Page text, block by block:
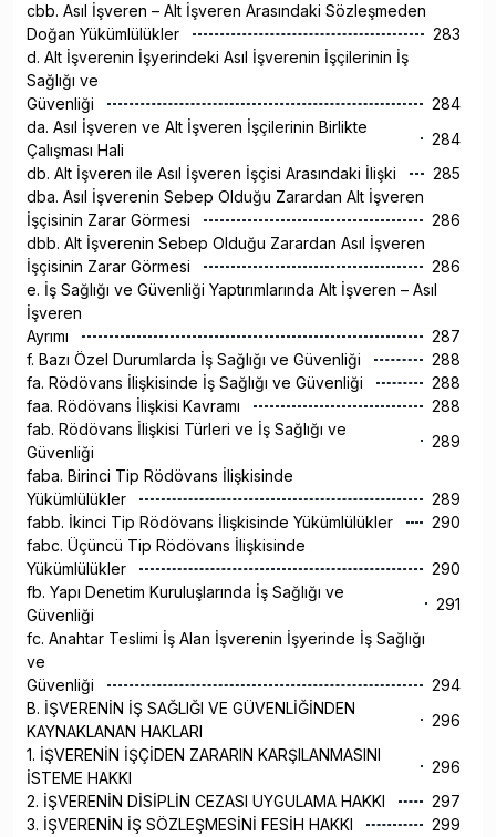
cbb. Asıl İşveren – Alt İşveren Arasındaki Sözleşmeden
Doğan Yükümlülükler
283
d. Alt İşverenin İşyerindeki Asıl İşverenin İşçilerinin İş
Sağlığı ve
Güvenliği
284
da. Asıl İşveren ve Alt İşveren İşçilerinin Birlikte
Çalışması Hali
284
db. Alt İşveren ile Asıl İşveren İşçisi Arasındaki İlişki
285
dba. Asıl İşverenin Sebep Olduğu Zarardan Alt İşveren
İşçisinin Zarar Görmesi
286
dbb. Alt İşverenin Sebep Olduğu Zarardan Asıl İşveren
İşçisinin Zarar Görmesi
286
e. İş Sağlığı ve Güvenliği Yaptırımlarında Alt İşveren – Asıl
İşveren
Ayrımı
287
f. Bazı Özel Durumlarda İş Sağlığı ve Güvenliği
288
fa. Rödövans İlişkisinde İş Sağlığı ve Güvenliği
288
faa. Rödövans İlişkisi Kavramı
288
fab. Rödövans İlişkisi Türleri ve İş Sağlığı ve
Güvenliği
289
faba. Birinci Tip Rödövans İlişkisinde
Yükümlülükler
289
fabb. İkinci Tip Rödövans İlişkisinde Yükümlülükler
290
fabc. Üçüncü Tip Rödövans İlişkisinde
Yükümlülükler
290
fb. Yapı Denetim Kuruluşlarında İş Sağlığı ve
Güvenliği
291
fc. Anahtar Teslimi İş Alan İşverenin İşyerinde İş Sağlığı
ve
Güvenliği
294
B. İŞVERENİN İŞ SAĞLIĞI VE GÜVENLİĞİNDEN
KAYNAKLANAN HAKLARI
296
1. İŞVERENİN İŞÇİDEN ZARARIN KARŞILANMASINI
İSTEME HAKKI
296
2. İŞVERENİN DİSİPLİN CEZASI UYGULAMA HAKKI
297
3. İŞVERENİN İŞ SÖZLEŞMESİNİ FESİH HAKKI
299